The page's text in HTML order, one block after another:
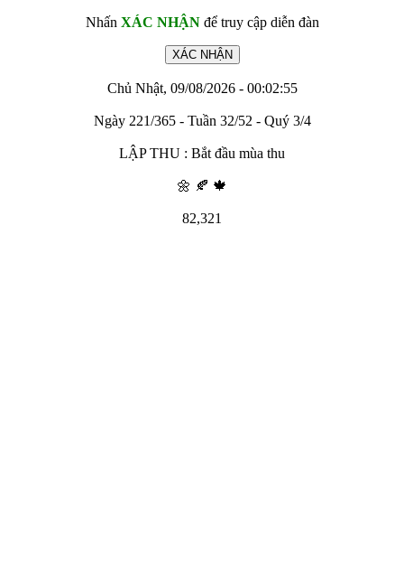
Nhấn XÁC NHẬNđể truy cập diễn đàn
Chủ Nhật, 09/08/2026 - 00:02:55
Ngày 221/365 - Tuần 32/52 - Quý 3/4
LẬP THU : Bắt đầu mùa thu
🌼 🍂 🍁
82,321